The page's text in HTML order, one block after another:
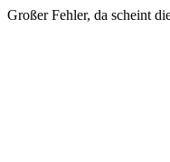
Großer Fehler, da scheint